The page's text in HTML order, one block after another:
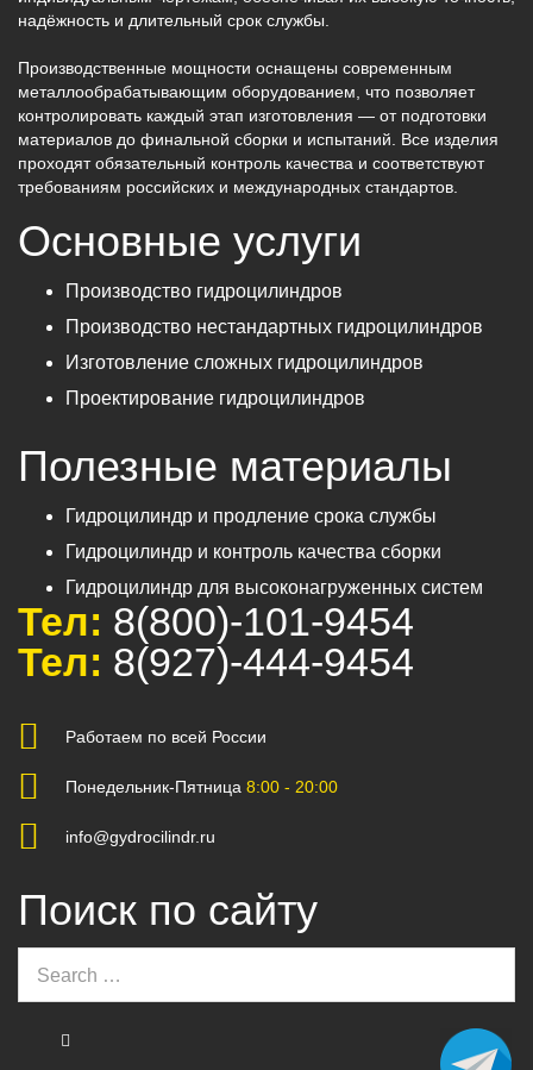
надёжность и длительный срок службы.
Производственные мощности оснащены современным
металлообрабатывающим оборудованием, что позволяет
контролировать каждый этап изготовления — от подготовки
материалов до финальной сборки и испытаний. Все изделия
проходят обязательный контроль качества и соответствуют
требованиям российских и международных стандартов.
Основные услуги
Производство гидроцилиндров
Производство нестандартных гидроцилиндров
Изготовление сложных гидроцилиндров
Проектирование гидроцилиндров
Полезные материалы
Гидроцилиндр и продление срока службы
Гидроцилиндр и контроль качества сборки
Гидроцилиндр для высоконагруженных систем
Тел: 8(800)-101-9454
Тел: 8(927)-444-9454
Работаем по всей России
Понедельник-Пятница 8:00 - 20:00
info@gydrocilindr.ru
Поиск по сайту